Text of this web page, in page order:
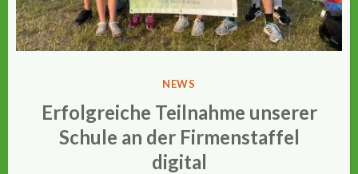
VERÖFFENTLICHT
NEWS
Erfolgreiche Teilnahme unserer
Schule an der Firmenstaffel
digital